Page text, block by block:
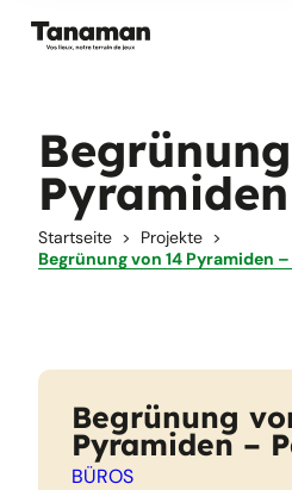
Inhalt
springen
Startseite
Projekte
Begrünung von 14 Pyramiden
Begrünung
Pyramiden –
BÜROS